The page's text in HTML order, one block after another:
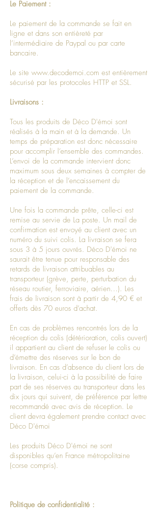
Le Paiement :
Le paiement de la commande se fait en
ligne et dans son entièreté par
l’intermédiaire de Paypal ou par carte
bancaire.
Le site www.decodemoi.com est entièrement
sécurisé par les protocoles HTTP et SSL.
Livraisons :
Tous les produits de Déco D'émoi sont
réalisés à la main et à la demande. Un
temps de préparation est donc nécessaire
pour accomplir l’ensemble des commandes.
L’envoi de la commande intervient donc
maximum sous deux semaines à compter de
la réception et de l’encaissement du
paiement de la commande.
Une fois la commande prête, celle-ci est
remise au servie de La poste. Un mail de
confirmation est envoyé au client avec un
numéro du suivi colis. La livraison se fera
sous 3 à 5 jours ouvrés. Déco D'émoi ne
saurait être tenue pour responsable des
retards de livraison attribuables au
transporteur (grève, perte, perturbation du
réseau routier, ferroviaire, aérien…). Les
frais de livraison sont à partir de 4,90 € et
offerts dès 70 euros d’achat.
En cas de problèmes rencontrés lors de la
réception du colis (détérioration, colis ouvert)
il appartient au client de refuser le colis ou
d’émettre des réserves sur le bon de
livraison. En cas d’absence du client lors de
la livraison, celui-ci à la possibilité de faire
part de ses réserves au transporteur dans les
dix jours qui suivent, de préférence par lettre
recommandé avec avis de réception. Le
client devra également prendre contact avec
Déco D'émoi
Les produits Déco D'émoi ne sont
disponibles qu’en France métropolitaine
(corse compris).
Politique de confidentialité :